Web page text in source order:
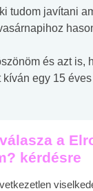
tudom javítani
és azt is,
kíván egy 15
a
kérdésre